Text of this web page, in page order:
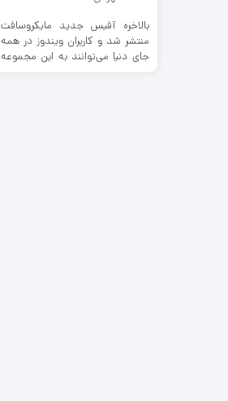
بالاخره آفیس جدید مایکروسافت
منتشر شد و کاربران ویندوز در همه
جای دنیا می‌توانند به این مجموعه